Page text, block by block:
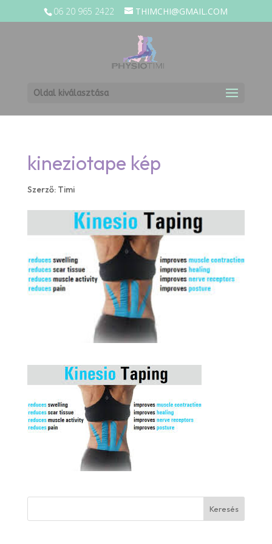
06 20 965 2422 THIMCHI@GMAIL.COM
Oldal kiválasztása
kineziotape kép
Szerző: Timi